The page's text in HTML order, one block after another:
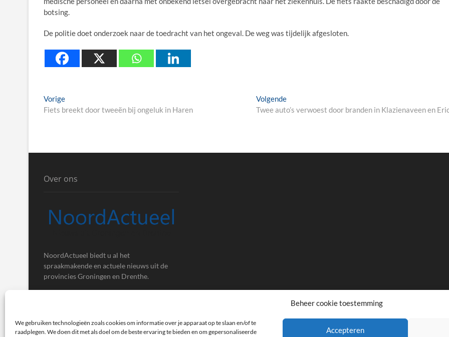
Beheer cookie toestemming
We gebruiken technologieën zoals cookies om informatie over je apparaat op te slaan en/of te
raadplegen. We doen dit met als doel om de beste ervaring te bieden en om gepersonaliseerde
Accepteren
botsing.
De politie doet onderzoek naar de toedracht van het ongeval. De weg was tijdelijk afgesloten.
Berichtnavigatie
VorigePrevious
post:
Fiets breekt door tweeën bij ongeluk in Haren
VolgendeNext
post:
Twee auto’s verwoest door branden in Klazienaveen en
Over ons
NoordActueel biedt u al het
spraakmakende en actuele nieuws uit de
provincies Groningen en Drenthe.
facebooktwitter instagram